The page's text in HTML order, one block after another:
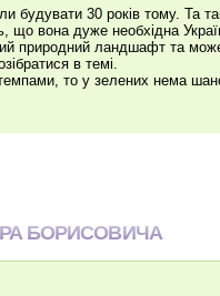
будувати 30 років тому. Та
вона дуже необхідна
природний ландшафт та
в темі.
то у зелених нема
БОРИСОВИЧА